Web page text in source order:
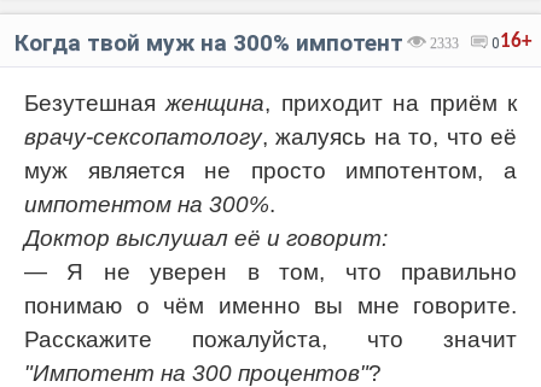
16+
2333 0
Когда твой муж на 300% импотент
Безутешнаяженщина, приходит на приём к
врачу-сексопатологу, жалуясь на то, что её
муж является не просто импотентом, а
импотентом на 300%.
Доктор выслушал её и говорит:
— Я не уверен в том, что правильно
понимаю о чём именно вы мне говорите.
Расскажите пожалуйста, что значит
"Импотент на 300 процентов"?